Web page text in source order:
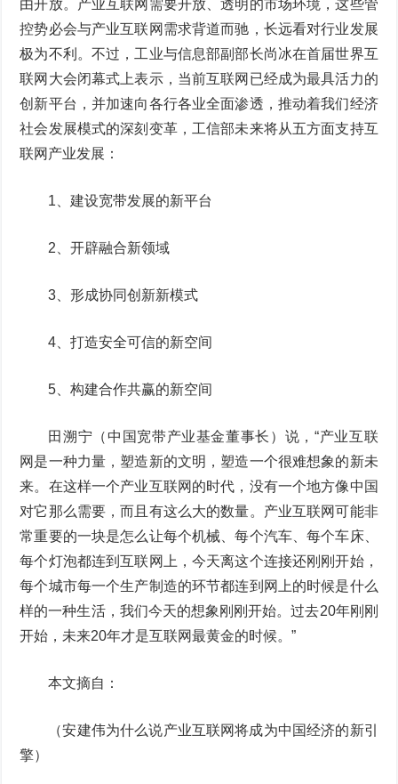
由开放。产业互联网需要开放、透明的市场环境，这些管
控势必会与产业互联网需求背道而驰，长远看对行业发展
极为不利。不过，工业与信息部副部长尚冰在首届世界互
联网大会闭幕式上表示，当前互联网已经成为最具活力的
创新平台，并加速向各行各业全面渗透，推动着我们经济
社会发展模式的深刻变革，工信部未来将从五方面支持互
联网产业发展：
1、建设宽带发展的新平台
2、开辟融合新领域
3、形成协同创新新模式
4、打造安全可信的新空间
5、构建合作共赢的新空间
田溯宁（中国宽带产业基金董事长）说，“产业互联
网是一种力量，塑造新的文明，塑造一个很难想象的新未
来。在这样一个产业互联网的时代，没有一个地方像中国
对它那么需要，而且有这么大的数量。产业互联网可能非
常重要的一块是怎么让每个机械、每个汽车、每个车床、
每个灯泡都连到互联网上，今天离这个连接还刚刚开始，
每个城市每一个生产制造的环节都连到网上的时候是什么
样的一种生活，我们今天的想象刚刚开始。过去20年刚刚
开始，未来20年才是互联网最黄金的时候。”
本文摘自：
（安建伟为什么说产业互联网将成为中国经济的新引
擎）